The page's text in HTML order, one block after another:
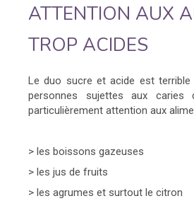
ATTENTION AUX
TROP ACIDES
Le duo sucre et acide est
personnes sujettes aux caries
particulièrement attention aux
> les boissons gazeuses
> les jus de fruits
> les agrumes et surtout le citron